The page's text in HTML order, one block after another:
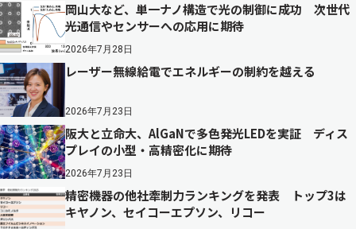
岡山大など、単一ナノ構造で光の制御に成功 次世代
光通信やセンサーへの応用に期待
2026年7月28日
レーザー無線給電でエネルギーの制約を越える
2026年7月23日
阪大と立命大、AlGaNで多色発光LEDを実証 ディス
プレイの小型・高精密化に期待
2026年7月23日
精密機器の他社牽制力ランキングを発表 トップ3は
キヤノン、セイコーエプソン、リコー